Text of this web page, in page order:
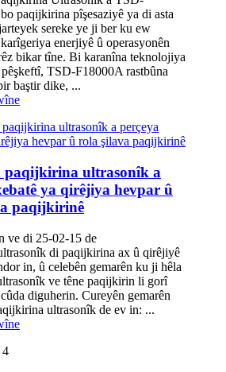
paqijkirina pîşesaziyê ya di asta
sereke ye ji ber ku ew
enerjiyê û operasyonên
bikar tîne. Bi karanîna teknolojiya
TSD-F18000A rastbûna
baştir dike, ...
paqijkirina ultrasonîk a
ya qirêjiya hevpar û
paqijkirinê
ve di 25-02-15 de
di paqijkirina ax û qirêjiyê
in, û celebên gemarên ku ji hêla
ve têne paqijkirin li gorî
diguherin. Cureyên gemarên
ultrasonîk de ev in: ...
4